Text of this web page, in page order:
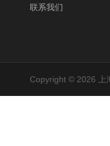
联系我们
Copyright © 2026 上